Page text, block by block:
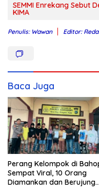
SEMMI Enrekang Sebut
KIMA
Penulis: Wawan Editor:
Baca Juga
Perang Kelompok di
Sempat Viral, 10 Orang
Diamankan dan Berujung